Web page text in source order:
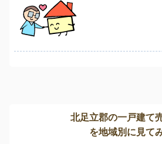
北足立郡の一戸建て
を地域別に見て